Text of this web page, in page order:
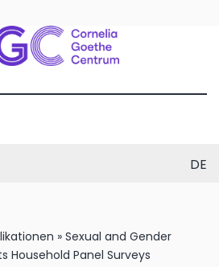
DE
» Sexual and Gender
Household Panel Surveys